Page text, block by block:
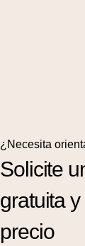
¿Necesita
Solicite
gratuita
precio